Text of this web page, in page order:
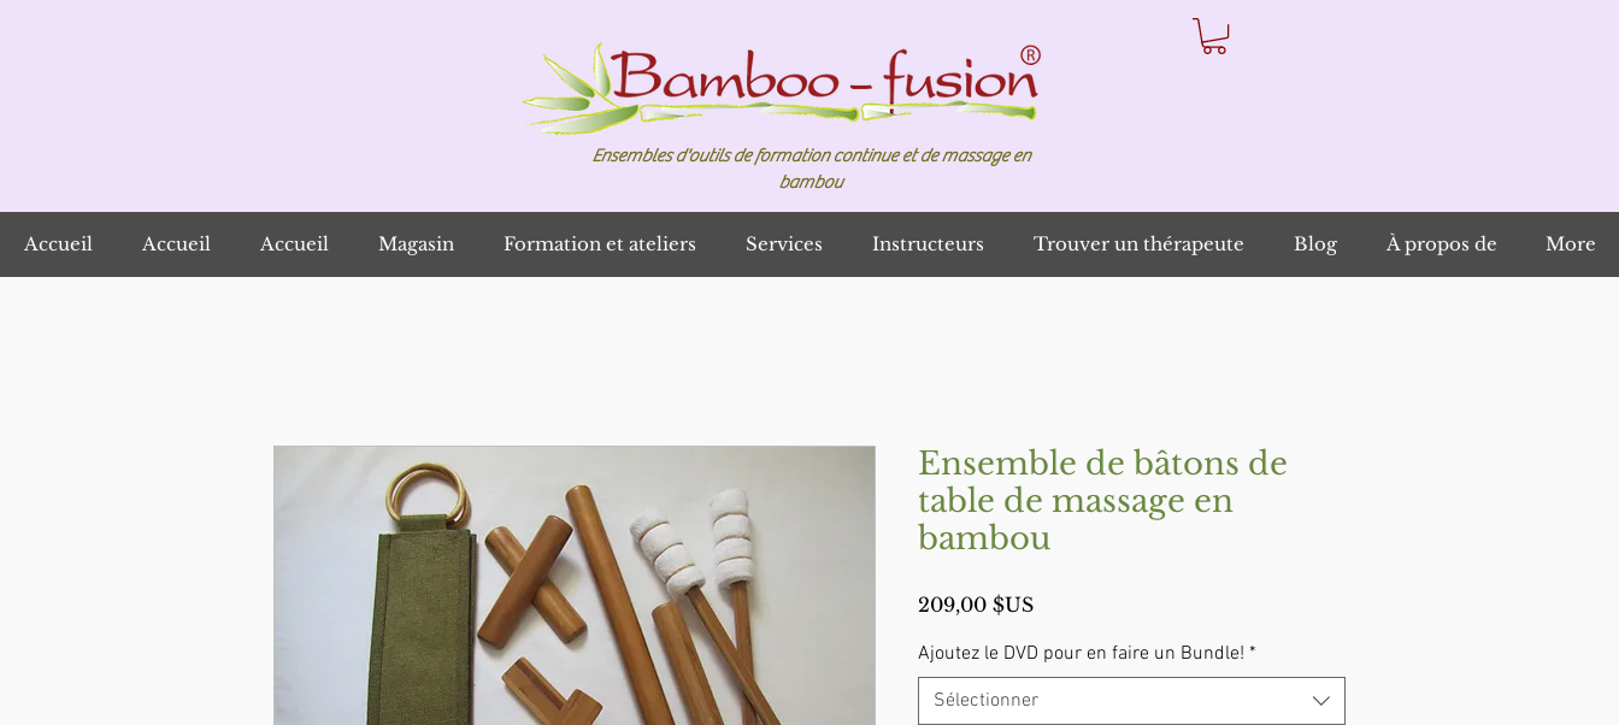
Ensembles d'outils de formation continue et de massage en
bambou
Accueil Accueil Accueil Magasin Formation et ateliers Services Instructeurs Trouver un thérapeute Blog À propos de More
Ensemble de bâtons de
table de massage en
bambou
209,00 $USPrix
Ajoutez le DVD pour en faire un Bundle! *
Sélectionner